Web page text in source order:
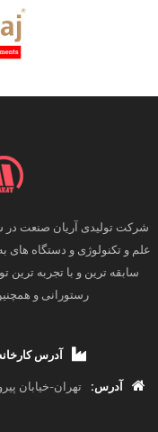
علم و تکنولوژی و دستگاه های
سابقه ترین و با تجربه ترین
رستورانی و
آدرس
آدرس:
تهران-خیابان